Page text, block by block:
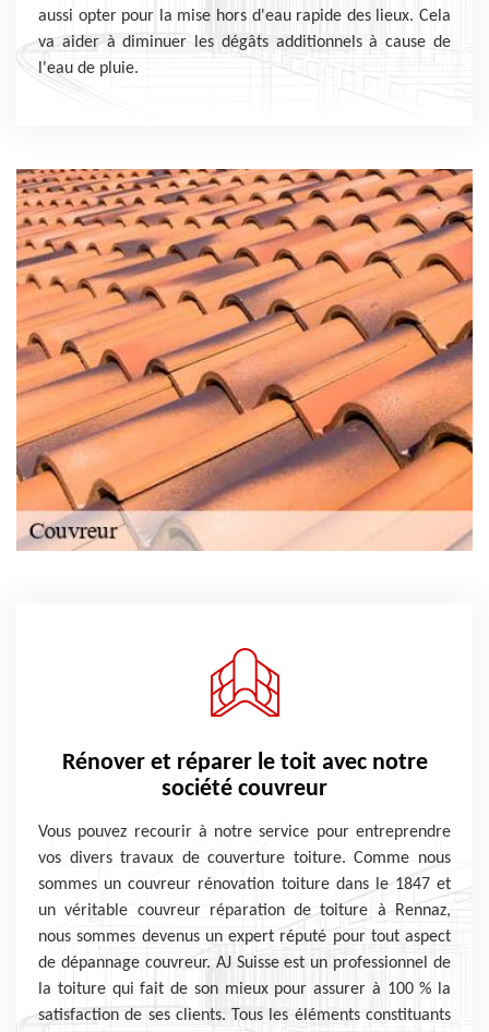
aussi opter pour la mise hors d'eau rapide des lieux. Cela
va aider à diminuer les dégâts additionnels à cause de
l'eau de pluie.
Rénover et réparer le toit avec notre
société couvreur
Vous pouvez recourir à notre service pour entreprendre
vos divers travaux de couverture toiture. Comme nous
sommes un couvreur rénovation toiture dans le 1847 et
un véritable couvreur réparation de toiture à Rennaz,
nous sommes devenus un expert réputé pour tout aspect
de dépannage couvreur. AJ Suisse est un professionnel de
la toiture qui fait de son mieux pour assurer à 100 % la
satisfaction de ses clients. Tous les éléments constituants